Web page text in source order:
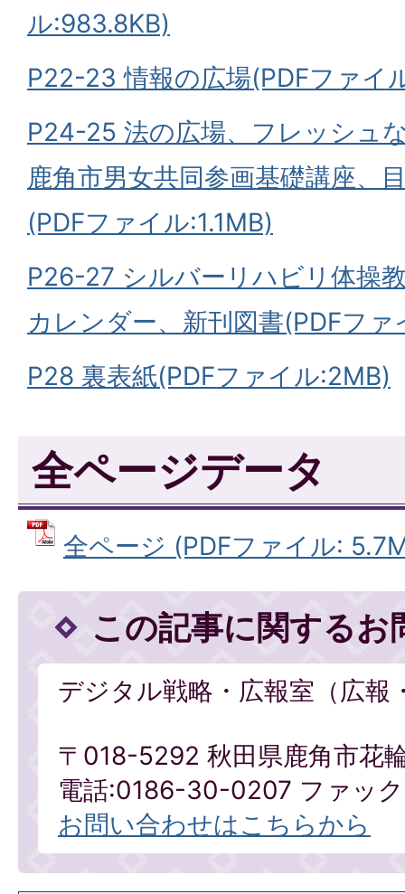
ル:983.8KB)
P22-23 情報の広場(PDFファイ
P24-25 法の広場、フレッシュ
鹿角市男女共同参画基礎講座、
(PDFファイル:1.1MB)
P26-27 シルバーリハビリ体操
カレンダー、新刊図書(PDFファ
P28 裏表紙(PDFファイル:2MB)
全ページデータ
全ページ (PDFファイル:
この記事に関するお
デジタル戦略・広報室（広報
〒018-5292 秋田県鹿角市花
電話:0186-30-0207 ファッ
お問い合わせはこちらから